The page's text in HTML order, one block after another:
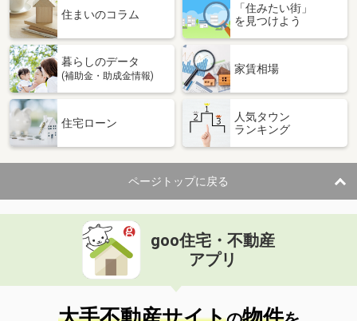
住まいのコラム
「住みたい街」
を見つけよう
暮らしのデータ
(補助金・助成金情報)
家賃相場
住宅ローン
人気タウン
ランキング
ページトップに戻る
goo住宅・不動産
アプリ